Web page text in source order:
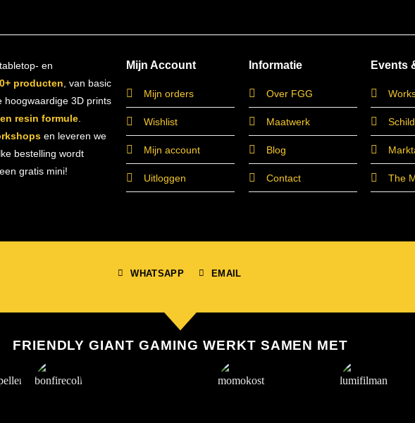
en
producten , van basic
hoogwaardige 3D prints
resin formule.
en leveren we
bestelling wordt
gratis mini!
Mijn Account
Mijn orders
Wishlist
Mijn account
Uitloggen
Informatie
Over FGG
Maatwerk
Blog
Contact
Events
The
WHATSAPP EMAIL
FRIENDLY GIANT GAMING WERKT SAMEN MET